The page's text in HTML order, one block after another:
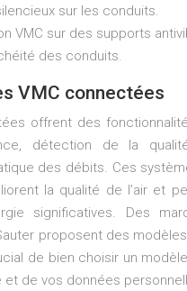
sur les conduits.
VMC sur des supports
des conduits.
VMC connectées
offrent des
détection de la
des débits. Ces
la qualité de l’air et
significatives. Des
proposent des
de bien choisir un
et de vos données